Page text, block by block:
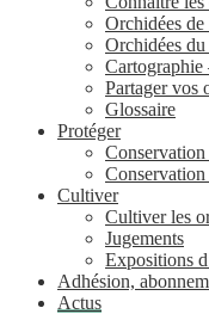
Orchidées de
Orchidées
Cartographie
Partager vos
Glossaire
Protéger
Conservation
Cultiver
Cultiver les
Jugements
Expositions
Adhésion,
Actus